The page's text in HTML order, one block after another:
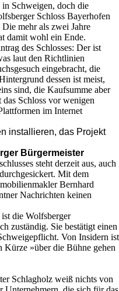
Schweigen, doch die
Schloss Bayerhofen
mehr als zwei Jahre
damit wohl ein Ende.
des Schlosses: Der ist
laut den Richtlinien
eingebracht, die
dessen ist meist,
sind, die Kaufsumme aber
Schloss vor wenigen
im Internet
installieren, das Projekt
Bürgermeister
steht derzeit aus, auch
Mit dem
Bernhard
Nachrichten keinen
die Wolfsberger
zuständig. Sie bestätigt einen
Von Insidern ist
Kürze »über die Bühne gehen
Schlagholz weiß nichts von